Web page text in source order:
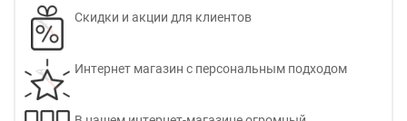
Скидки и акции для клиентов
Интернет магазин с персональным подходом